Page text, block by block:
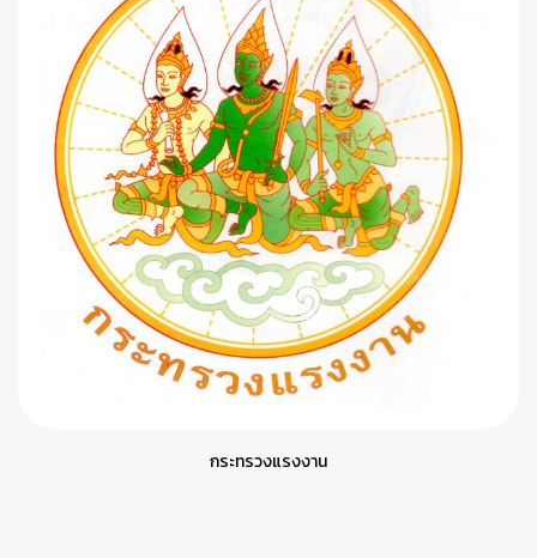
กระทรวงแรงงาน